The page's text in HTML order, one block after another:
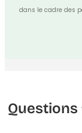
dans le cadre des